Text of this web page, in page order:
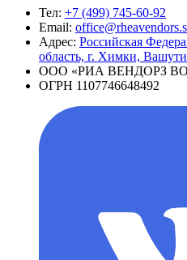
Тел: +7 (499) 745-60-92
Email:
Адрес: Российская
область, г. Химки,
ООО «РИА ВЕНДОРЗ
ОГРН 1107746648492